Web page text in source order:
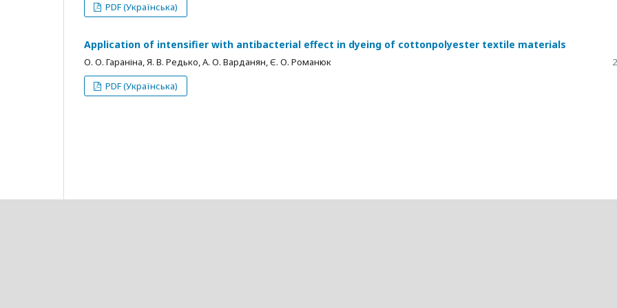
PDF (Українська)
Application of intensifier with antibacterial effect in dyeing of cottonpolyester textile materials
О. О. Гараніна, Я. В. Редько, А. О. Варданян, Є. О. Романюк
PDF (Українська)